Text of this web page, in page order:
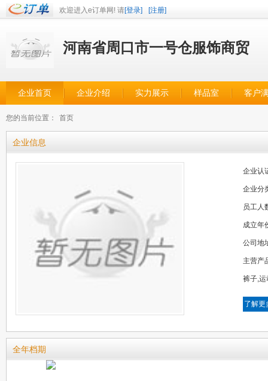
欢迎进入e订单网! 请[登录] [注册]
河南省周口市一号仓服饰商贸
企业首页 企业介绍 实力展示 样品室 客户
您的当前位置： 首页
企业信息
企业认
企业分
员工人
成立年
公司地
主营产
裤子,运
了解更
全年档期